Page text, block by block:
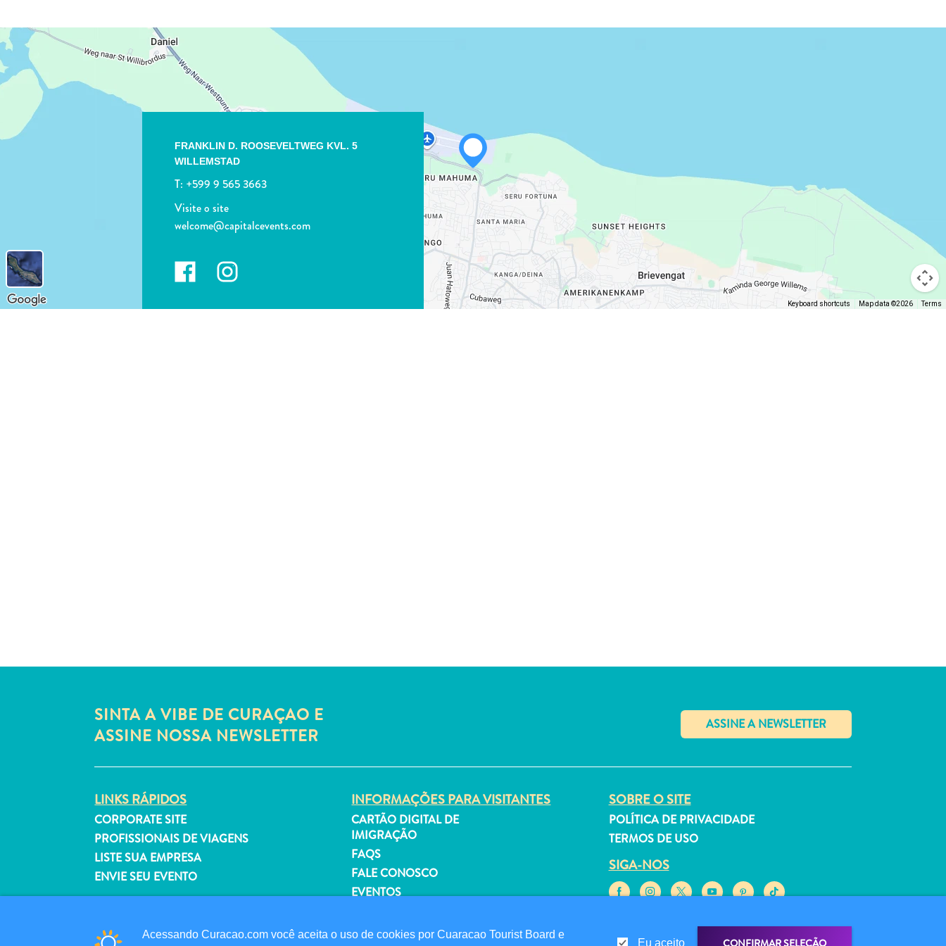
FRANKLIN D. ROOSEVELTWEG KVL. 5
WILLEMSTAD
T: +599 9 565 3663
Visite o site
welcome@capitalcevents.com
Keyboard shortcuts Map data ©2026 Terms
SINTA A VIBE DE CURAÇAO E
ASSINE NOSSA NEWSLETTER
✕
LINKS RÁPIDOS
CORPORATE SITE
PROFISSIONAIS DE VIAGENS
LISTE SUA EMPRESA
ENVIE SEU EVENTO
INFORMAÇÕES PARA VISITANTES
CARTÃO DIGITAL DE
IMIGRAÇÃO
FAQS
FALE CONOSCO
EVENTOS
SOBRE O SITE
POLÍTICA DE PRIVACIDADE
TERMOS DE USO
SIGA-NOS
Acessando Curacao.com você aceita o uso de cookies por Cuaracao Tourist Board e
Eu aceito CONFIRMAR SELEÇÃO